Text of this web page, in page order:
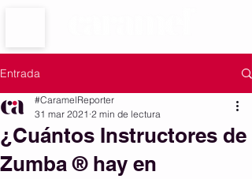
Entrada
¿Cuántos Instructores de
Zumba ® hay en
#CaramelReporter
31 mar 2021 2 min de lectura